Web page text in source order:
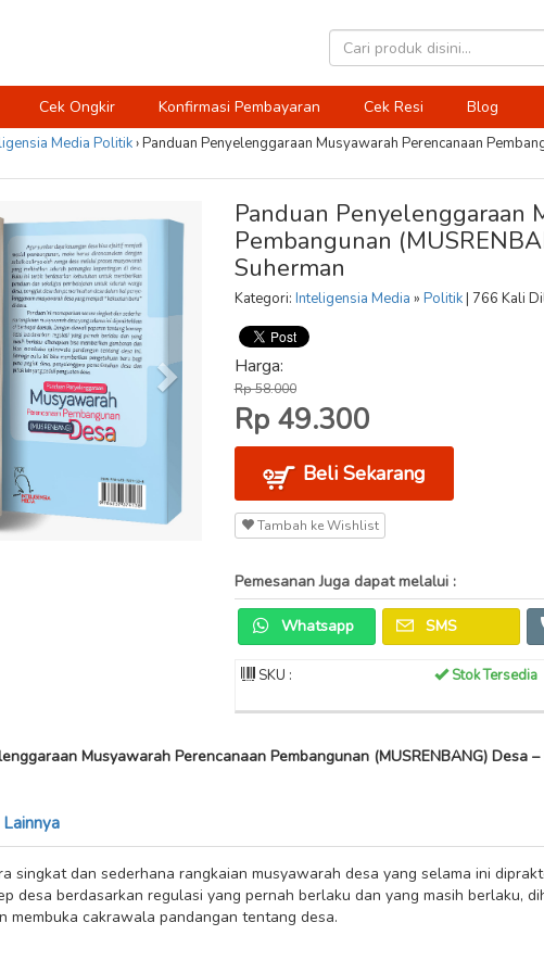
Cek Ongkir Konfirmasi Pembayaran Cek Resi Blog
Media Politik›Panduan Penyelenggaraan Musyawarah Perencanaan
Panduan Penyelenggaraan
Pembangunan
Suherman
Kategori: Inteligensia Media » Politik| 766 Kali
Harga:
Rp 58.000
Rp 49.300
Beli Sekarang
Tambah ke Wishlist
Pemesanan Juga dapat melalui :
Whatsapp SMS
SKU : Stok Tersedia
Musyawarah Perencanaan Pembangunan (MUSRENBANG) Desa
Lainnya
singkat dan sederhana rangkaian musyawarah desa yang selama ini
desa berdasarkan regulasi yang pernah berlaku dan yang masih berlaku,
membuka cakrawala pandangan tentang desa.